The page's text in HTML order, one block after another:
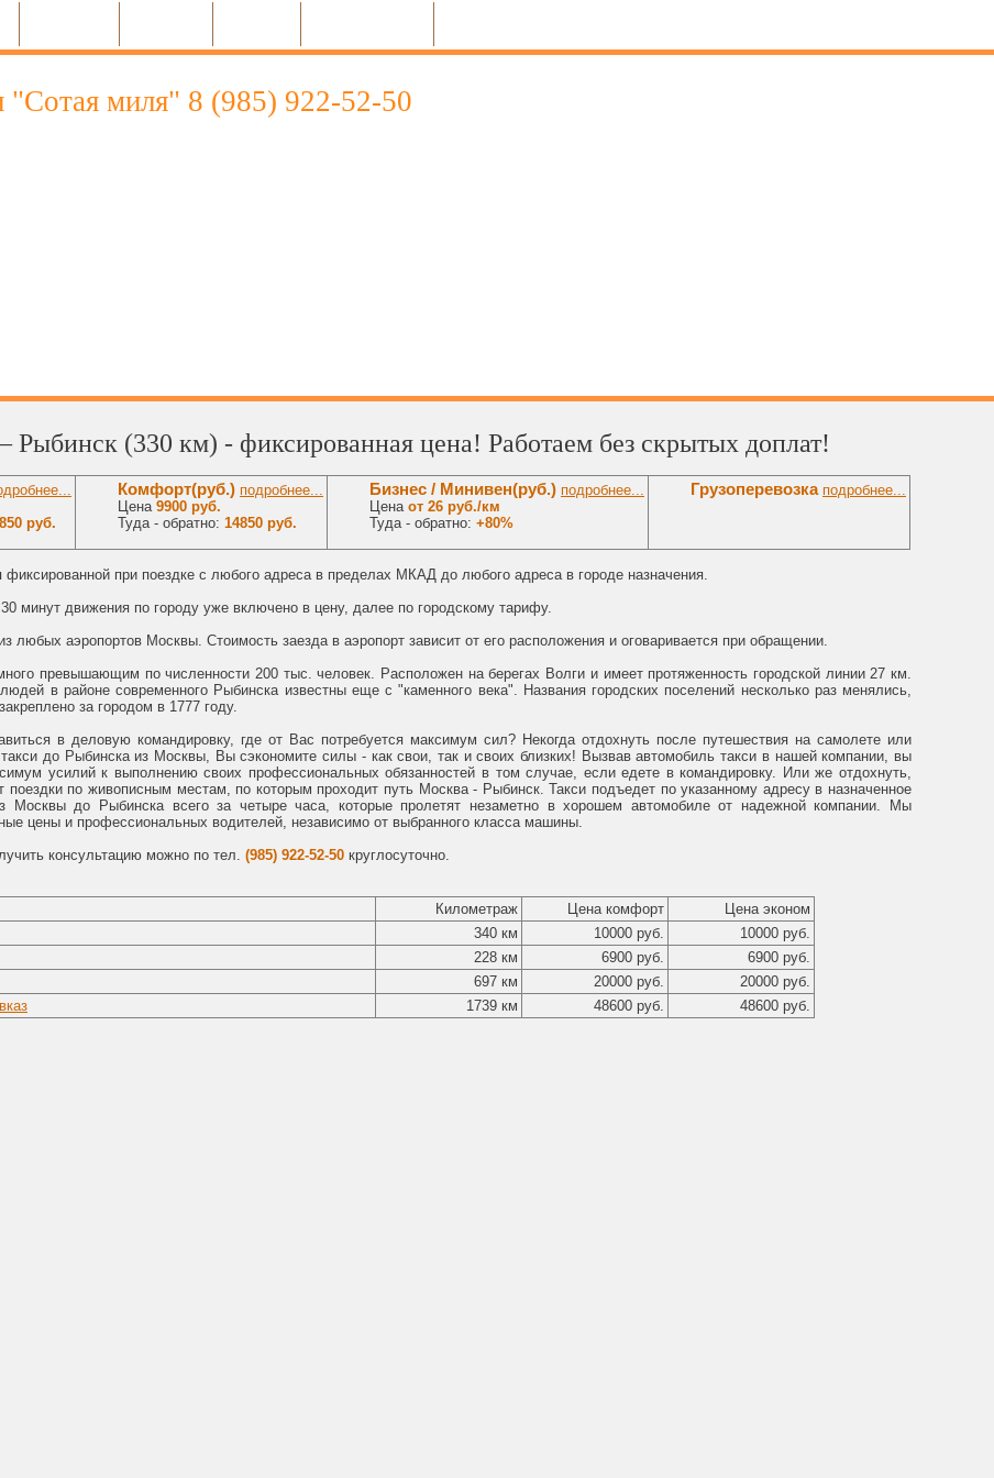
"Сотая миля" 8 (985) 922‑52‑50
Рыбинск (330 км) - фиксированная цена! Работаем без скрытых доплат!
руб.
Комфорт(руб.) подробнее...
Цена 9900 руб.
Туда - обратно: 14850 руб.
Бизнес / Минивен(руб.) подробнее...
Цена от 26 руб./км
Туда - обратно: +80%
Грузоперевозка подробнее...
фиксированной при поездке с любого адреса в пределах МКАД до любого адреса в городе назначения.
минут движения по городу уже включено в цену, далее по городскому тарифу.
любых аэропортов Москвы. Стоимость заезда в аэропорт зависит от его расположения и оговаривается при обращении.
превышающим по численности 200 тыс. человек. Расположен на берегах Волги и имеет протяженность городской линии 27 км.
в районе современного Рыбинска известны еще с "каменного века". Названия городских поселений несколько раз менялись,
за городом в 1777 году.
в деловую командировку, где от Вас потребуется максимум сил? Некогда отдохнуть после путешествия на самолете или
до Рыбинска из Москвы, Вы сэкономите силы - как свои, так и своих близких! Вызвав автомобиль такси в нашей компании, вы
усилий к выполнению своих профессиональных обязанностей в том случае, если едете в командировку. Или же отдохнуть,
поездки по живописным местам, по которым проходит путь Москва - Рыбинск. Такси подъедет по указанному адресу в назначенное
Москвы до Рыбинска всего за четыре часа, которые пролетят незаметно в хорошем автомобиле от надежной компании. Мы
цены и профессиональных водителей, независимо от выбранного класса машины.
консультацию можно по тел. (985) 922-52-50 круглосуточно.
Километраж Цена комфорт
Цена эконом
340 км 10000 руб.
10000 руб.
228 км 6900 руб.
6900 руб.
697 км 20000 руб.
20000 руб.
1739 км 48600 руб. 48600 руб.